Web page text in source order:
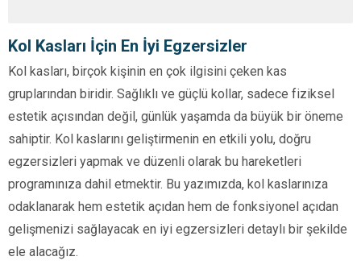
Kol Kasları İçin En İyi Egzersizler
Kol kasları, birçok kişinin en çok ilgisini çeken kas
gruplarından biridir. Sağlıklı ve güçlü kollar, sadece fiziksel
estetik açısından değil, günlük yaşamda da büyük bir öneme
sahiptir. Kol kaslarını geliştirmenin en etkili yolu, doğru
egzersizleri yapmak ve düzenli olarak bu hareketleri
programınıza dahil etmektir. Bu yazımızda, kol kaslarınıza
odaklanarak hem estetik açıdan hem de fonksiyonel açıdan
gelişmenizi sağlayacak en iyi egzersizleri detaylı bir şekilde
ele alacağız.